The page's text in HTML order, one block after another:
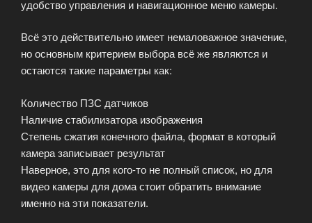
удобство управления и навигационное меню камеры.
Всё это действительно имеет немаловажное значение,
но основным критерием выбора всё же являются и
остаются такие параметры как:
Количество ПЗС датчиков
Наличие стабилизатора изображения
Степень сжатия конечного файла, формат в который
камера записывает результат
Наверное, это для кого-то не полный список, но для
видео камеры для дома стоит обратить внимание
именно на эти показатели.